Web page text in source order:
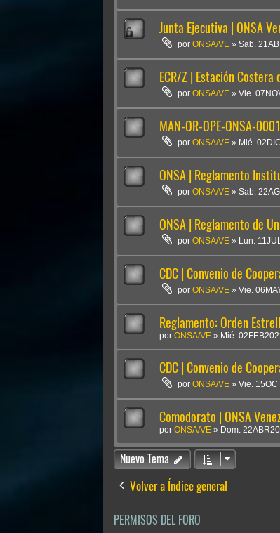
Junta Ejecutiva | ONSA
porONSA/VE »Sab.
ECR/Z | Estación Costera
porONSA/VE »Vie.
MAN-OR-OPE-ONSA-
porONSA/VE » Mié.
ONSA | Reglamento
porONSA/VE »Sab.
ONSA | Reglamento de
porONSA/VE » Lun.
CDC | Convenio de
porONSA/VE »Vie.
Reglamento: Orden
por ONSA/VE » Mié.
CDC | Convenio de
porONSA/VE »Vie.
Comodorato | ONSA
por ONSA/VE » Dom.
Nuevo Tema
Volver a Índice general
PERMISOS DEL FORO